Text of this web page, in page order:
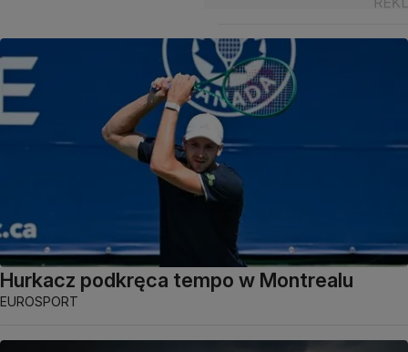
Hurkacz podkręca tempo w Montrealu
EUROSPORT